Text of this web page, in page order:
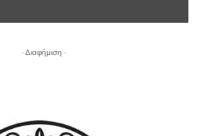
- Διαφήμιση -